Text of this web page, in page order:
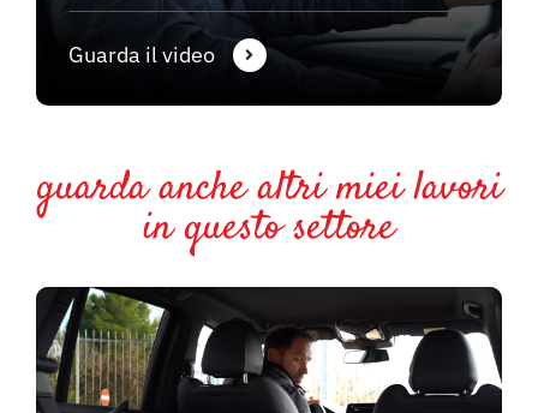
Guarda il video
guarda anche altri miei lavori
in questo settore